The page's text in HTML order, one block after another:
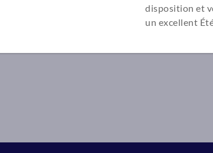
disposition et
un excellent